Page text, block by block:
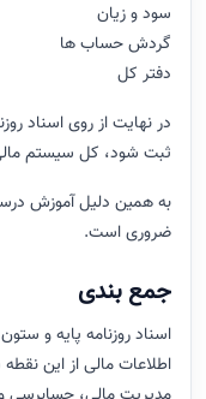
سود و زیان
گردش حساب ها
دفتر کل
در نهایت از روی اسناد
ثبت شود، کل سیستم
به همین دلیل آموزش
ضروری است.
جمع بندی
اسناد روزنامه پایه و
اطلاعات مالی از این